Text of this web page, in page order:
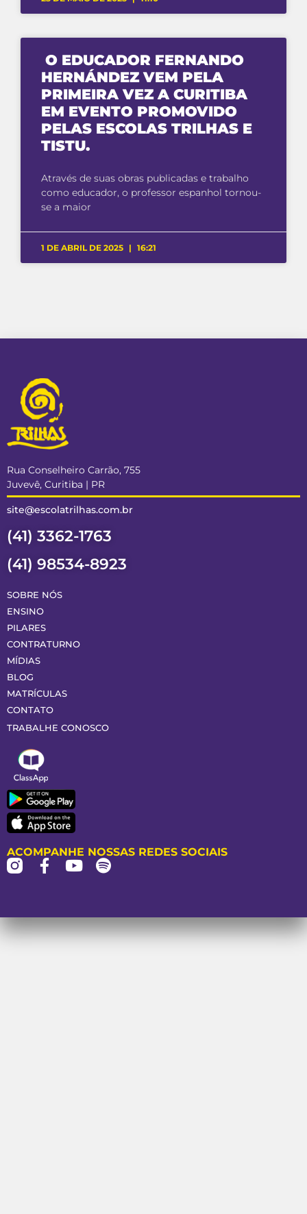
O EDUCADOR FERNANDO
HERNÁNDEZ VEM PELA
PRIMEIRA VEZ A CURITIBA
EM EVENTO PROMOVIDO
PELAS ESCOLAS TRILHAS E
TISTU.
Através de suas obras publicadas e trabalho
como educador, o professor espanhol tornou-
se a maior
1 DE ABRIL DE 2025 16:21
Rua Conselheiro Carrão, 755
Juvevê, Curitiba | PR
site@escolatrilhas.com.br
(41) 3362-1763
(41) 98534-8923
SOBRE NÓS
ENSINO
PILARES
CONTRATURNO
MÍDIAS
BLOG
MATRÍCULAS
CONTATO
TRABALHE CONOSCO
ACOMPANHE NOSSAS REDES SOCIAIS